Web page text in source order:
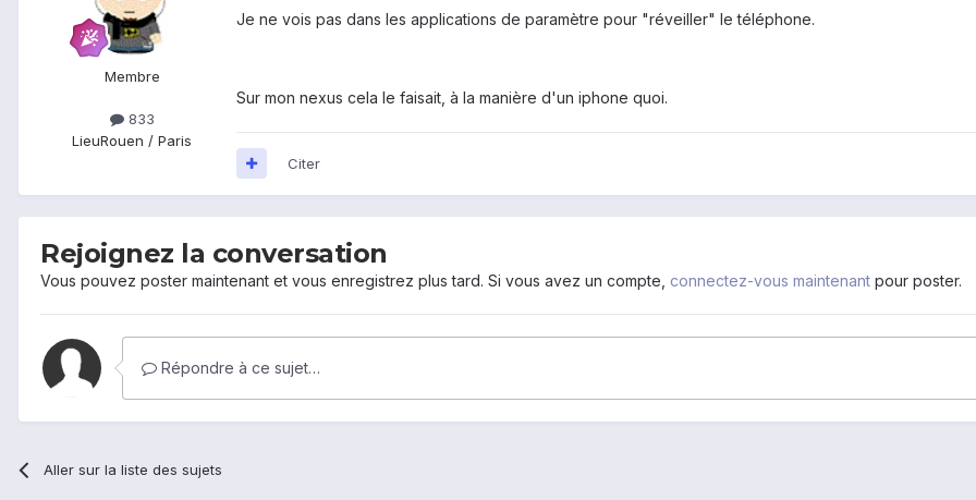
Membre
833
LieuRouen / Paris
Je ne vois pas dans les applications de paramètre pour "réveiller" le téléphone.
Sur mon nexus cela le faisait, à la manière d'un iphone quoi.
Citer
Rejoignez la conversation
Vous pouvez poster maintenant et vous enregistrez plus tard. Si vous avez un compte, connectez-vous maintenant pour poster.
Répondre à ce sujet…
Aller sur la liste des sujets